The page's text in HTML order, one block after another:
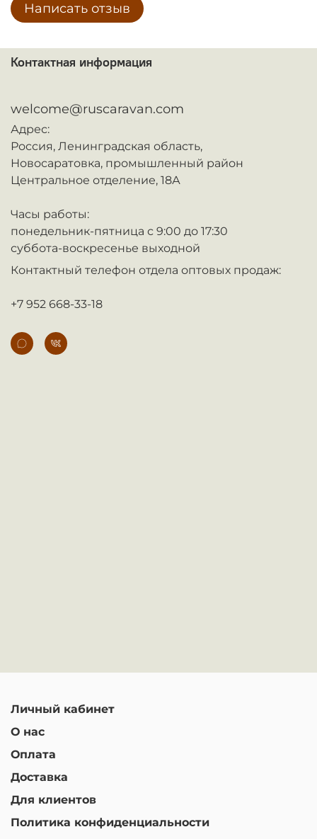
Написать отзыв
Контактная информация
welcome@ruscaravan.com
Адрес:
Россия, Ленинградская область,
Новосаратовка, промышленный район
Центральное отделение, 18А
Часы работы:
понедельник-пятница с 9:00 до 17:30
суббота-воскресенье выходной
Контактный телефон отдела оптовых продаж:
+7 952 668-33-18
Личный кабинет
О нас
Оплата
Доставка
Для клиентов
Политика конфиденциальности